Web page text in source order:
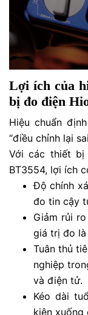
Lợi ích của
bị đo điện
Hiệu chuẩn
“điều chỉnh lại
Với các thiết bị
BT3554, lợi ích
Độ chính
đo tin cậy
Giảm rủi
giá trị đo là
Tuân thủ
nghiệp
và điện tử.
Kéo dài
kiện xuống